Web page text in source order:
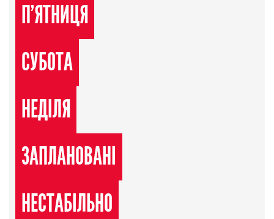
П'ЯТНИЦЯ
СУБОТА
НЕДІЛЯ
ЗАПЛАНОВАНІ
НЕСТАБІЛЬНО